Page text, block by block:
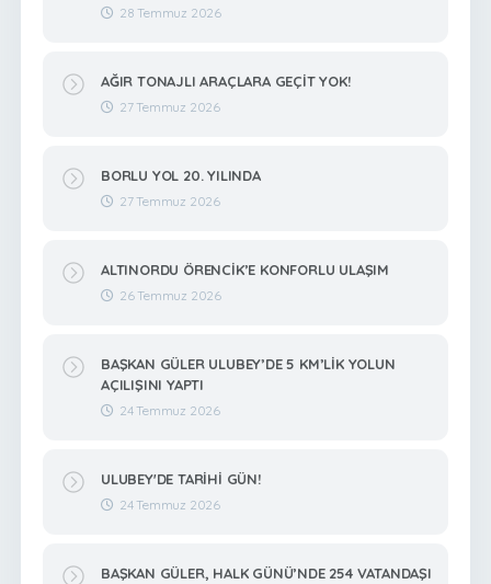
28 Temmuz 2026
AĞIR TONAJLI ARAÇLARA GEÇİT YOK!
27 Temmuz 2026
BORLU YOL 20. YILINDA
27 Temmuz 2026
ALTINORDU ÖRENCİK’E KONFORLU ULAŞIM
26 Temmuz 2026
BAŞKAN GÜLER ULUBEY’DE 5 KM’LİK YOLUN
AÇILIŞINI YAPTI
24 Temmuz 2026
ULUBEY'DE TARİHİ GÜN!
24 Temmuz 2026
BAŞKAN GÜLER, HALK GÜNÜ’NDE 254 VATANDAŞI